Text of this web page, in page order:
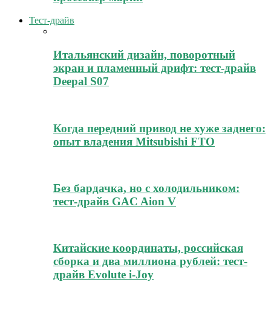
Тест-драйв
Итальянский дизайн, поворотный
экран и пламенный дрифт: тест-драйв
Deepal S07
Когда передний привод не хуже заднего:
опыт владения Mitsubishi FTO
Без бардачка, но с холодильником:
тест-драйв GAC Aion V
Китайские координаты, российская
сборка и два миллиона рублей: тест-
драйв Evolute i-Joy